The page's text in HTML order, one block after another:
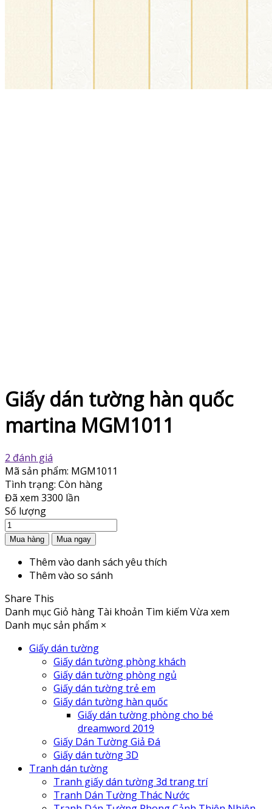
Giấy dán tường hàn quốc
martina MGM1011
2 đánh giá
Mã sản phẩm: MGM1011
Tình trạng: Còn hàng
Đã xem 3300 lần
Số lượng
Thêm vào danh sách yêu thích
Thêm vào so sánh
Share This
Danh mụcGiỏ hàng Tài khoản Tìm kiếm Vừa xem
Danh mục sản phẩm ×
Giấy dán tường
Giấy dán tường phòng khách
Giấy dán tường phòng ngủ
Giấy dán tường trẻ em
Giấy dán tường hàn quốc
Giấy dán tường phòng cho bé
dreamword 2019
Giấy Dán Tường Giả Đá
Giấy dán tường 3D
Tranh dán tường
Tranh giấy dán tường 3d trang trí
Tranh Dán Tường Thác Nước